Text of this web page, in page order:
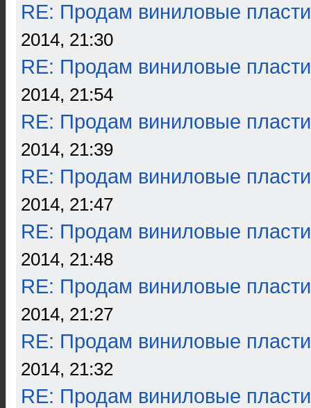
RE: Продам виниловые
2014, 21:30
RE: Продам виниловые
2014, 21:54
RE: Продам виниловые
2014, 21:39
RE: Продам виниловые
2014, 21:47
RE: Продам виниловые
2014, 21:48
RE: Продам виниловые
2014, 21:27
RE: Продам виниловые
2014, 21:32
RE: Продам виниловые